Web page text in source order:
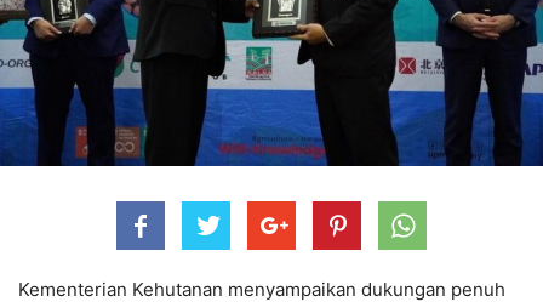
Kementerian Kehutanan menyampaikan dukungan penuh